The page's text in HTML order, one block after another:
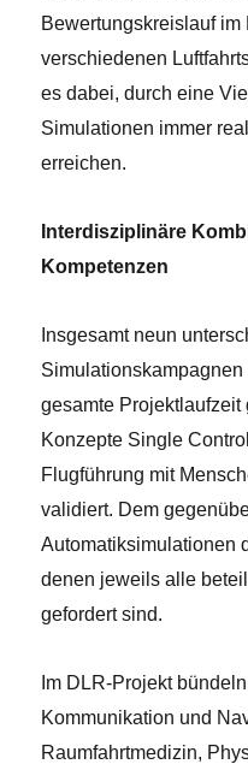
Bewertungskreislauf
verschiedenen
es dabei, durch eine
Simulationen immer
erreichen.
Interdisziplinäre
Kompetenzen
Insgesamt neun
gesamte
Konzepte Single
Flugführung mit
validiert. Dem
Automatiksimulationen
denen jeweils alle
gefordert sind.
Im DLR-Projekt
Kommunikation und
Raumfahrtmedizin,